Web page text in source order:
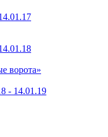
ворота»
- 14.01.19